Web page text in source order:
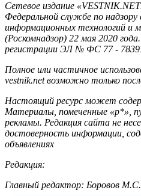
Сетевое издание
Федеральной службе по надзору
информационных технологий и
(Роскомнадзор) 22 мая 2020
регистрации ЭЛ № ФС 77 -
Полное или частичное
vestnik.net возможно только
Настоящий ресурс может
Материалы, помеченные «р*»,
рекламы. Редакция сайта не
достоверность информации,
объявлениях
Редакция:
Главный редактор: Боровов М.С.